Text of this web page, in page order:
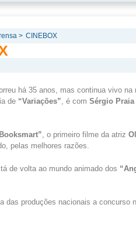
> CINEBOX
há 35 anos, mas continua vivo
de “Variações” , é com Sérgio Praia
Booksmart”, o primeiro filme da atriz
pelas melhores razões.
de volta ao mundo animado dos “
das produções nacionais a concurso